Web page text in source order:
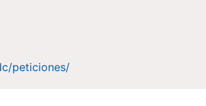
peticiones/